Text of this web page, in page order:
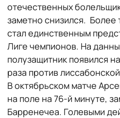
отечественных
заметно снизился. Более
стал единственным
Лиге чемпионов. На
полузащитник появился
раза против
В октябрьском матче
на поле на 76-й минуте,
Барренечеа. Голевыми